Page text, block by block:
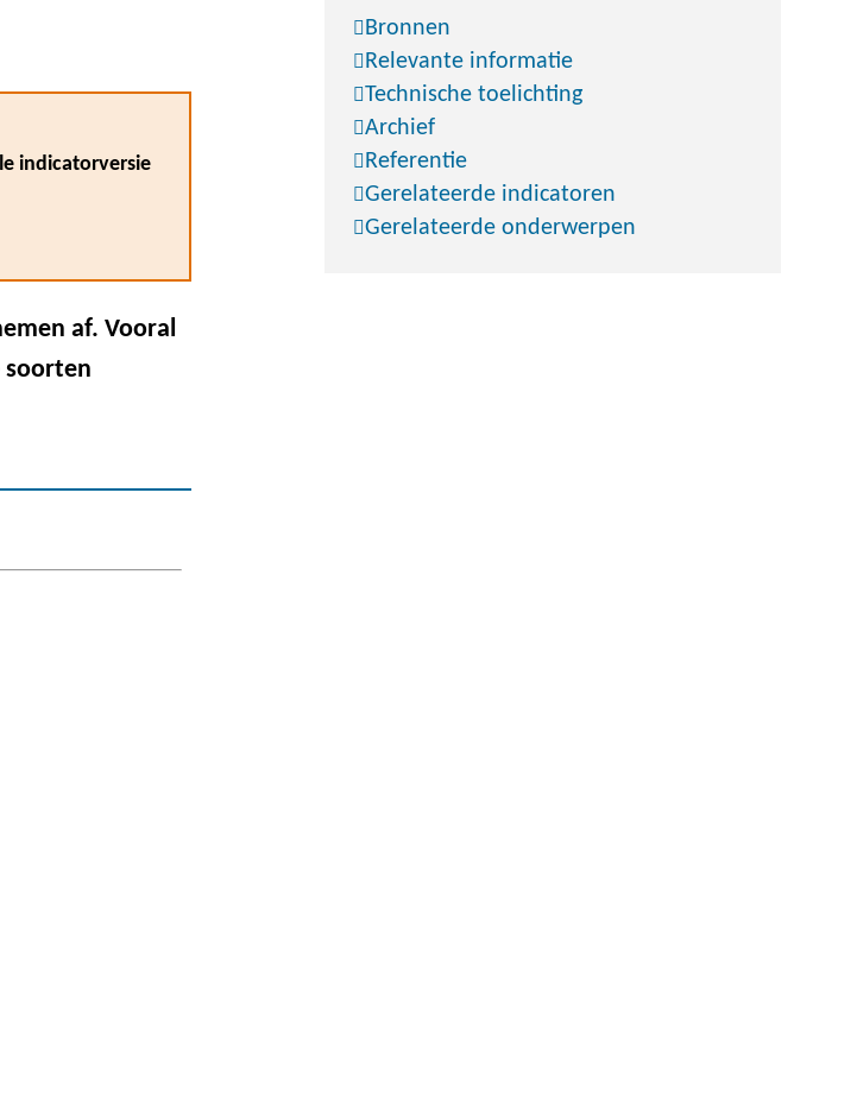
Bronnen
Relevante informatie
Technische toelichting
Archief
Referentie
Gerelateerde indicatoren
Gerelateerde onderwerpen
indicatorversie
af. Vooral
soorten